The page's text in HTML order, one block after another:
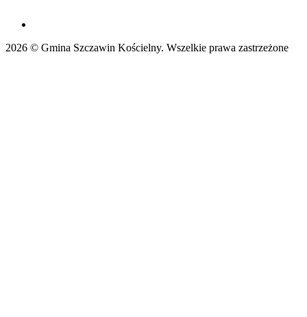
2026 © Gmina Szczawin Kościelny. Wszelkie prawa zastrzeżone